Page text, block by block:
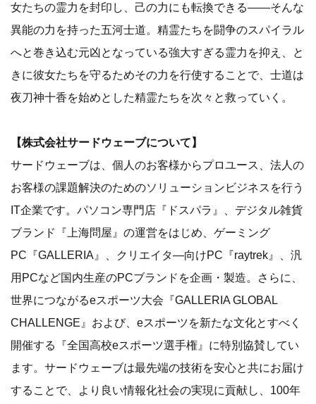
女たちの霊力を封印し、己の力にも転換できる――そんな
異能の力を持った五河士道。精霊たちを闘争のスパイラル
へと巻き込む元凶となっている強大すぎる霊力を抑え、と
きに彼女たちを守るためその力を行使することで、士道は
夜刀神十香を始めとした精霊たちを次々と救っていく。
【株式会社サードウェーブについて】
サードウェーブは、個人のお客様からプロユース、法人の
お客様の課題解決のためのソリューションビジネスを行う
IT企業です。パソコン専門店『ドスパラ』、デジタル雑貨
ブランド『上海問屋』の運営をはじめ、ゲーミング
PC『GALLERIA』、クリエイタ―向けPC『raytrek』、汎
用PCなど国内生産のPCブランドを企画・製造。さらに、
世界につながるeスポーツ大会『GALLERIA GLOBAL
CHALLENGE』および、eスポーツを新たな文化とすべく
開催する『全国高校eスポーツ選手権』に特別協賛してい
ます。サードウェーブは最先端の技術を安心と共にお届け
することで、より良い情報化社会の実現に貢献し、100年